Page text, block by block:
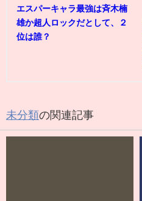
エスパーキャラ最強は斉木楠
雄か超人ロックだとして、２
位は誰？
未分類の関連記事